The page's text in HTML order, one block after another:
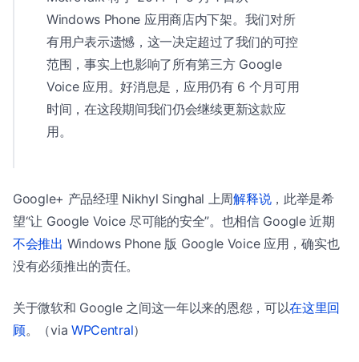
Windows Phone 应用商店内下架。我们对所
有用户表示遗憾，这一决定超过了我们的可控
范围，事实上也影响了所有第三方 Google
Voice 应用。好消息是，应用仍有 6 个月可用
时间，在这段期间我们仍会继续更新这款应
用。
Google+ 产品经理 Nikhyl Singhal 上周解释说，此举是希
望“让 Google Voice 尽可能的安全”。也相信 Google 近期
不会推出 Windows Phone 版 Google Voice 应用，确实也
没有必须推出的责任。
关于微软和 Google 之间这一年以来的恩怨，可以在这里回
顾。（via WPCentral）